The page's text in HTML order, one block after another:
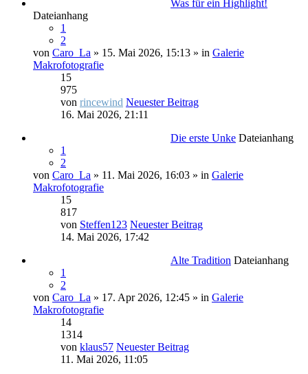
Was für ein Highlight!
Dateianhang
1
2
von Caro_La » 15. Mai 2026, 15:13 » in Galerie
Makrofotografie
15
975
von rincewind Neuester Beitrag
16. Mai 2026, 21:11
Die erste Unke Dateianhang
1
2
von Caro_La » 11. Mai 2026, 16:03 » in Galerie
Makrofotografie
15
817
von Steffen123 Neuester Beitrag
14. Mai 2026, 17:42
Alte Tradition Dateianhang
1
2
von Caro_La » 17. Apr 2026, 12:45 » in Galerie
Makrofotografie
14
1314
von klaus57 Neuester Beitrag
11. Mai 2026, 11:05